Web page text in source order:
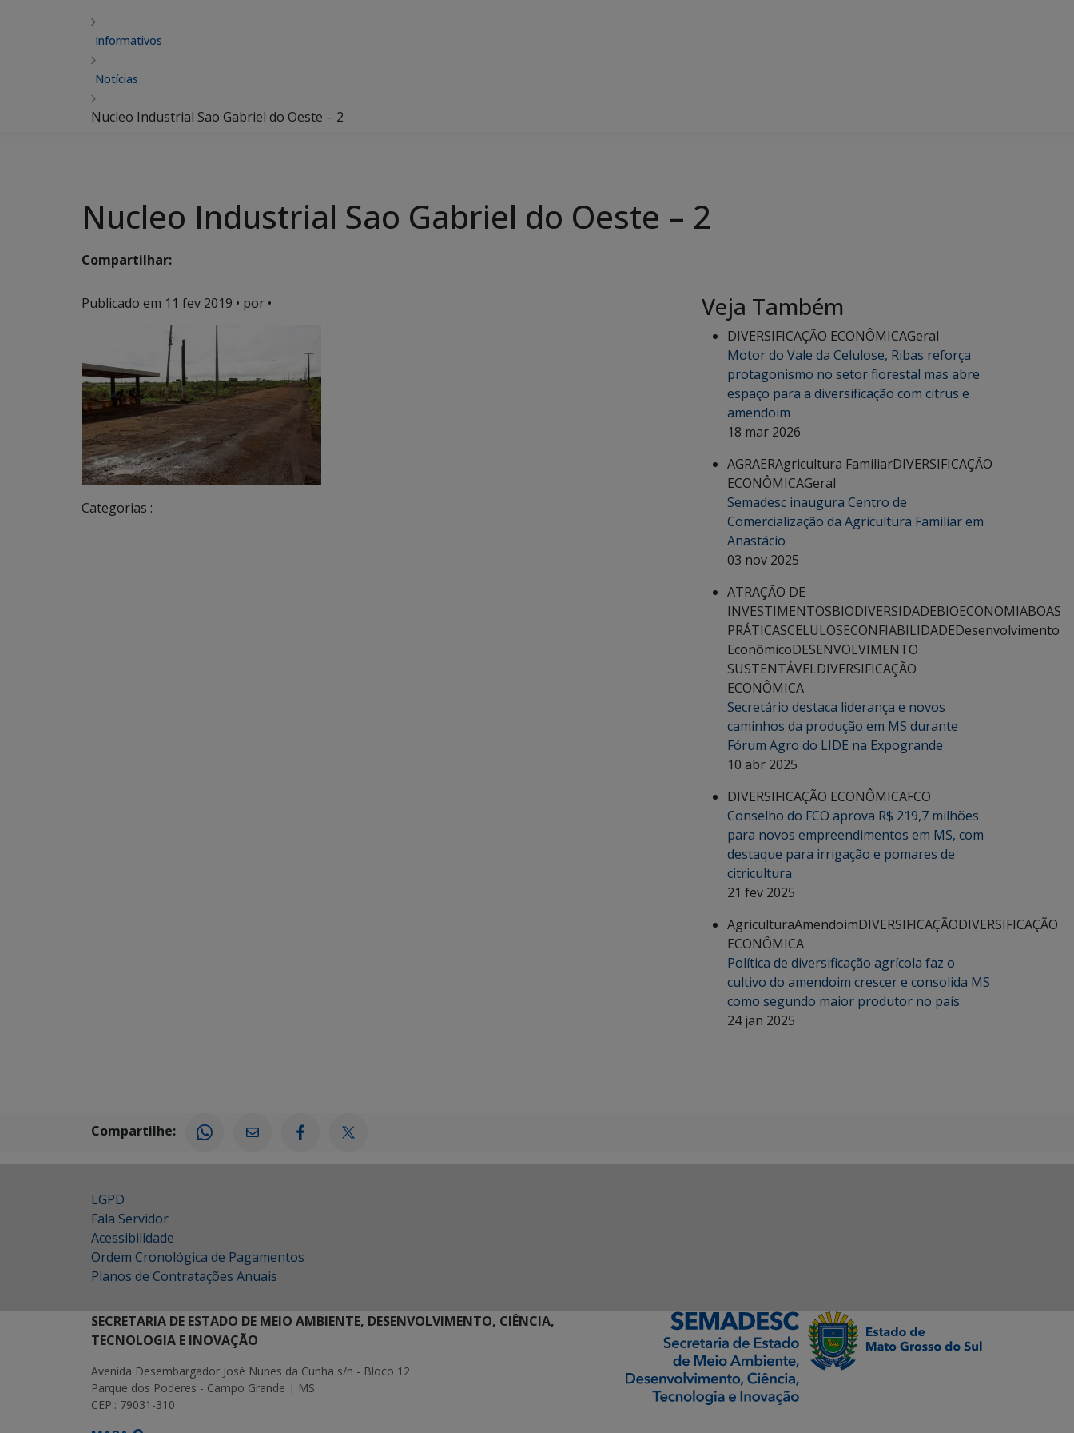
Informativos
Notícias
Nucleo Industrial Sao Gabriel do Oeste – 2
Nucleo Industrial Sao Gabriel do Oeste – 2
Compartilhar:
Publicado em 11 fev 2019 • por •
Categorias :
Veja Também
DIVERSIFICAÇÃO ECONÔMICAGeral
Motor do Vale da Celulose, Ribas reforça
protagonismo no setor florestal mas abre
espaço para a diversificação com citrus e
amendoim
18 mar 2026
AGRAERAgricultura FamiliarDIVERSIFICAÇÃO
ECONÔMICAGeral
Semadesc inaugura Centro de
Comercialização da Agricultura Familiar em
Anastácio
03 nov 2025
ATRAÇÃO DE
INVESTIMENTOSBIODIVERSIDADEBIOECONOMIABOAS
PRÁTICASCELULOSECONFIABILIDADEDesenvolvimento
EconômicoDESENVOLVIMENTO
SUSTENTÁVELDIVERSIFICAÇÃO
ECONÔMICA
Secretário destaca liderança e novos
caminhos da produção em MS durante
Fórum Agro do LIDE na Expogrande
10 abr 2025
DIVERSIFICAÇÃO ECONÔMICAFCO
Conselho do FCO aprova R$ 219,7 milhões
para novos empreendimentos em MS, com
destaque para irrigação e pomares de
citricultura
21 fev 2025
AgriculturaAmendoimDIVERSIFICAÇÃODIVERSIFICAÇÃO
ECONÔMICA
Política de diversificação agrícola faz o
cultivo do amendoim crescer e consolida MS
como segundo maior produtor no país
24 jan 2025
Compartilhe:
LGPD
Fala Servidor
Acessibilidade
Ordem Cronológica de Pagamentos
Planos de Contratações Anuais
SECRETARIA DE ESTADO DE MEIO AMBIENTE, DESENVOLVIMENTO, CIÊNCIA,
TECNOLOGIA E INOVAÇÃO
Avenida Desembargador José Nunes da Cunha s/n - Bloco 12
Parque dos Poderes - Campo Grande | MS
CEP.: 79031-310